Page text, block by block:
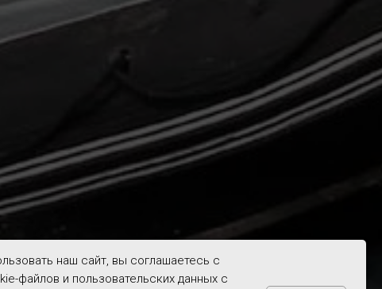
наш сайт, вы соглашаетесь с
файлов и пользовательских данных с